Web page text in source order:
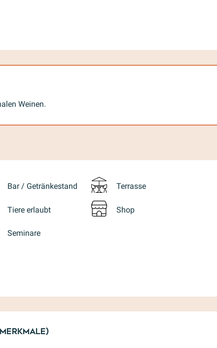
Weinen.
Bar / Getränkestand Terrasse
Tiere erlaubt Shop
Seminare